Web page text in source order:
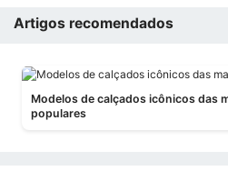
Artigos recomendados
Modelos de calçados icônicos das
populares